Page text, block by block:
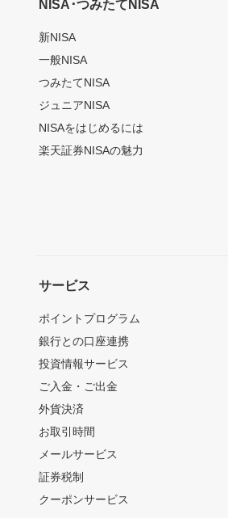
NISA･つみたてNISA
新NISA
一般NISA
つみたてNISA
ジュニアNISA
NISAをはじめるには
楽天証券NISAの魅力
サービス
ポイントプログラム
銀行との口座連携
投資情報サービス
ご入金・ご出金
外貨決済
お取引時間
メールサービス
証券税制
クーポンサービス